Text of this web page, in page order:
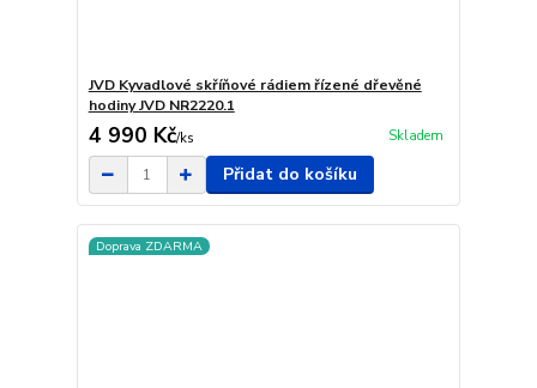
JVD Kyvadlové skříňové rádiem řízené dřevěné
hodiny JVD NR2220.1
4 990 Kč/ks Skladem
Přidat do košíku
Doprava ZDARMA